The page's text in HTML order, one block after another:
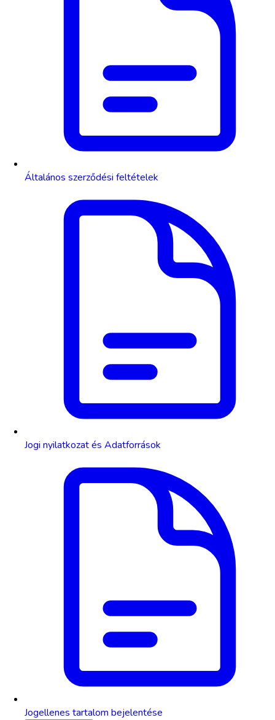
Általános szerződési feltételek
Jogi nyilatkozat és Adatforrások
Jogellenes tartalom bejelentése